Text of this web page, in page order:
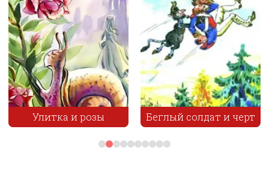
Улитка и розы Беглый солдат и черт